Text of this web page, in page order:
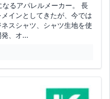
るアパレルメーカー。 長
インとしてきたが、今では
スシャツ、シャツ生地を使
、オ...